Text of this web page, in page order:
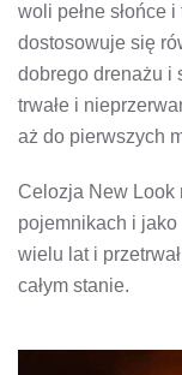
woli pełne słońce
dostosowuje się
dobrego drenażu i
trwałe i
aż do pierwszych
Celozja New Look
pojemnikach i jako
wielu lat i
całym stanie.